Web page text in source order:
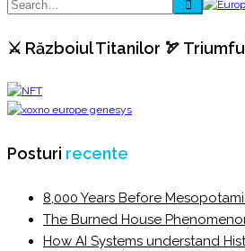
⚔️ Războiul Titanilor 🏹
Posturi recente
8,000 Years Before
The Burned House
How AI Systems understand